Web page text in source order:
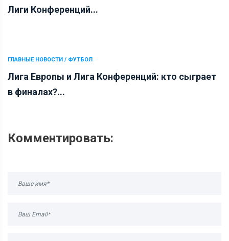
Лиги Конференций...
ГЛАВНЫЕ НОВОСТИ / ФУТБОЛ
Лига Европы и Лига Конференций: кто сыграет
в финалах?...
Комментировать: